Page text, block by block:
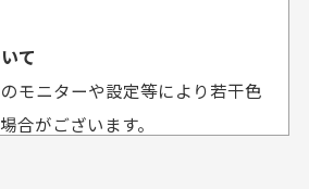
ト
購
も使
おります
欲しかったスカートが購
ご注文で最短当日発送させて頂いて
す。
て
モニターや設定等により若干色
合がございます。